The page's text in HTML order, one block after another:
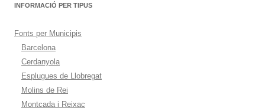
INFORMACIÓ PER TIPUS
Fonts per Municipis
Barcelona
Cerdanyola
Esplugues de Llobregat
Molins de Rei
Montcada i Reixac